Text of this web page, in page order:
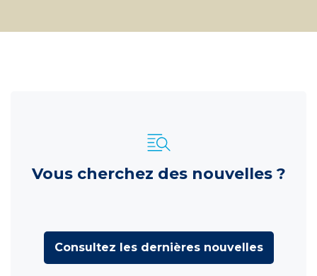
Vous cherchez des nouvelles ?
Consultez les dernières nouvelles